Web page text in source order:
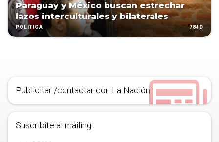
Paraguay y México buscan estrechar
lazos interculturales y bilaterales
POLÍTICA 784D
Publicitar /contactar con La Nación
Suscribite al mailing.